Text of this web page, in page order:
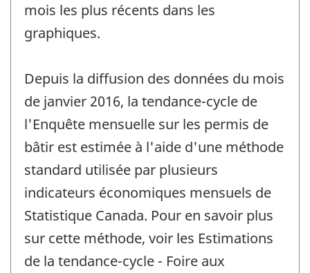
mois les plus récents dans les
graphiques.
Depuis la diffusion des données du mois
de janvier 2016, la tendance-cycle de
l'Enquête mensuelle sur les permis de
bâtir est estimée à l'aide d'une méthode
standard utilisée par plusieurs
indicateurs économiques mensuels de
Statistique Canada. Pour en savoir plus
sur cette méthode, voir les Estimations
de la tendance-cycle - Foire aux